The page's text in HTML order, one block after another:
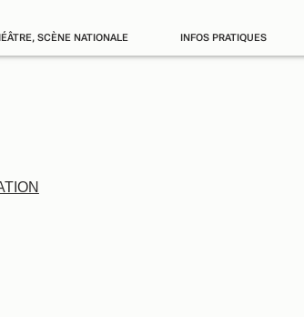
SCÈNE NATIONALE INFOS PRATIQUES